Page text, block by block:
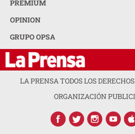
PREMIUM
OPINION
GRUPO OPSA
LA PRENSA TODOS LOS
ORGANIZACIÓN